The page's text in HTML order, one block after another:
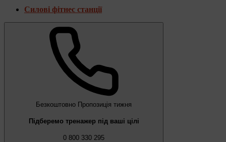
Силові фітнес станції
Безкоштовно Пропозиція тижня
Підберемо тренажер під ваші цілі
0 800 330 295